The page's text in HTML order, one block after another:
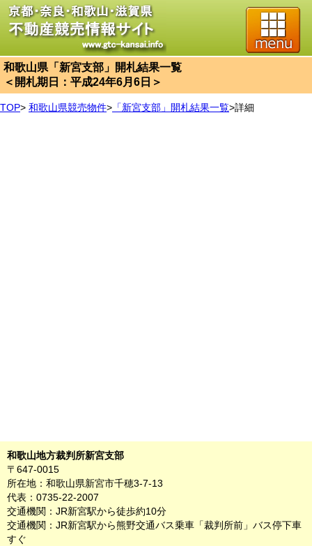
和歌山県「新宮支部」開札結果一覧
＜開札期日：平成24年6月6日＞
TOP> 和歌山県競売物件> 「新宮支部」開札結果一覧>詳細
和歌山地方裁判所新宮支部
〒647-0015
所在地：和歌山県新宮市千穂3-7-13
代表：0735-22-2007
交通機関：JR新宮駅から徒歩約10分
交通機関：JR新宮駅から熊野交通バス乗車「裁判所前」バス停下車
すぐ